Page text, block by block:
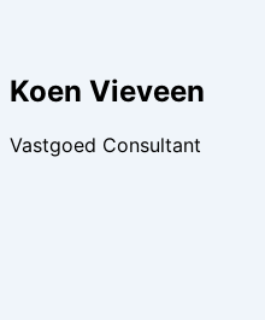
Koen Vieveen
Vastgoed Consultant